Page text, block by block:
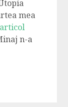
mea
n-a